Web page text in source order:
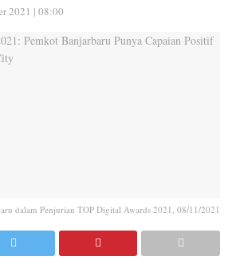
2021 | 08:00
dalam Penjurian TOP Digital Awards 2021, 08/11/2021